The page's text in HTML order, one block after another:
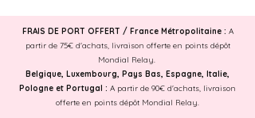
FRAIS DE PORT OFFERT / France Métropolitaine : A
partir de 75€ d'achats, livraison offerte en points dépôt
Mondial Relay.
Belgique, Luxembourg, Pays Bas, Espagne, Italie,
Pologne et Portugal : A partir de 90€ d'achats, livraison
offerte en points dépôt Mondial Relay.